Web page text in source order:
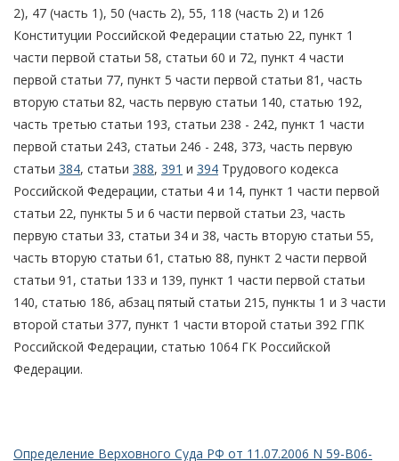
2), 47 (часть 1), 50 (часть 2), 55, 118 (часть 2) и 126
Конституции Российской Федерации статью 22, пункт 1
части первой статьи 58, статьи 60 и 72, пункт 4 части
первой статьи 77, пункт 5 части первой статьи 81, часть
вторую статьи 82, часть первую статьи 140, статью 192,
часть третью статьи 193, статьи 238 - 242, пункт 1 части
первой статьи 243, статьи 246 - 248, 373, часть первую
статьи 384, статьи 388, 391 и 394 Трудового кодекса
Российской Федерации, статьи 4 и 14, пункт 1 части первой
статьи 22, пункты 5 и 6 части первой статьи 23, часть
первую статьи 33, статьи 34 и 38, часть вторую статьи 55,
часть вторую статьи 61, статью 88, пункт 2 части первой
статьи 91, статьи 133 и 139, пункт 1 части первой статьи
140, статью 186, абзац пятый статьи 215, пункты 1 и 3 части
второй статьи 377, пункт 1 части второй статьи 392 ГПК
Российской Федерации, статью 1064 ГК Российской
Федерации.
Определение Верховного Суда РФ от 11.07.2006 N 59-В06-